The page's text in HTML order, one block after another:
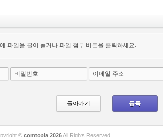
파일을 끌어 놓거나 파일 첨부 버튼을 클릭하세요.
비밀번호 이메일 주소
돌아가기
© comtopia 2026All Rights Reserved.